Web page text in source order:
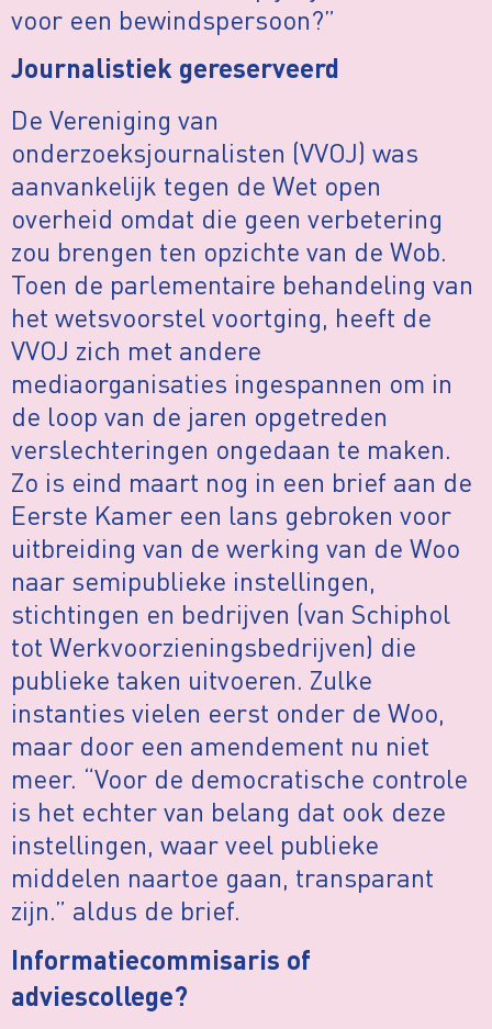
voor een bewindspersoon?”
Journalistiek gereserveerd
De Vereniging van
onderzoeksjournalisten (VVOJ) was
aanvankelijk tegen de Wet open
overheid omdat die geen verbetering
zou brengen ten opzichte van de Wob.
Toen de parlementaire behandeling van
het wetsvoorstel voortging, heeft de
VVOJ zich met andere
mediaorganisaties ingespannen om in
de loop van de jaren opgetreden
verslechteringen ongedaan te maken.
Zo is eind maart nog in een brief aan de
Eerste Kamer een lans gebroken voor
uitbreiding van de werking van de Woo
naar semipublieke instellingen,
stichtingen en bedrijven (van Schiphol
tot Werkvoorzieningsbedrijven) die
publieke taken uitvoeren. Zulke
instanties vielen eerst onder de Woo,
maar door een amendement nu niet
meer. “Voor de democratische controle
is het echter van belang dat ook deze
instellingen, waar veel publieke
middelen naartoe gaan, transparant
zijn.” aldus de brief.
Informatiecommisaris of
adviescollege?